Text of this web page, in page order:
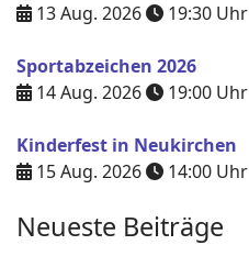
13 Aug. 2026
19:30 Uhr
Sportabzeichen 2026
14 Aug. 2026
19:00 Uhr
Kinderfest in Neukirchen
15 Aug. 2026
14:00 Uhr
Neueste Beiträge